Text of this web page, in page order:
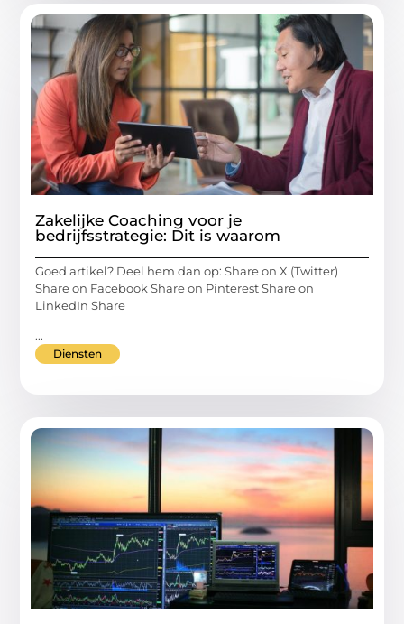
Zakelijke Coaching voor je
bedrijfsstrategie: Dit is waarom
Goed artikel? Deel hem dan op: Share on X (Twitter)
Share on Facebook Share on Pinterest Share on
LinkedIn Share
...
Diensten